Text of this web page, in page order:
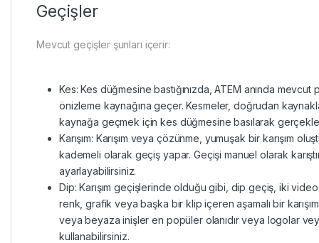
Geçişler
Mevcut geçişler şunları içerir:
Kes: Kes düğmesine bastığınızda, ATEM anında mevcut
önizleme kaynağına geçer. Kesmeler, doğrudan
kaynağa geçmek için kes düğmesine basılarak
Karışım: Karışım veya çözünme, yumuşak bir karışım
kademeli olarak geçiş yapar. Geçişi manuel olarak
ayarlayabilirsiniz.
Dip: Karışım geçişlerinde olduğu gibi, dip geçiş, iki
renk, grafik veya başka bir klip içeren aşamalı bir
veya beyaza inişler en popüler olanıdır veya logolar
kullanabilirsiniz.